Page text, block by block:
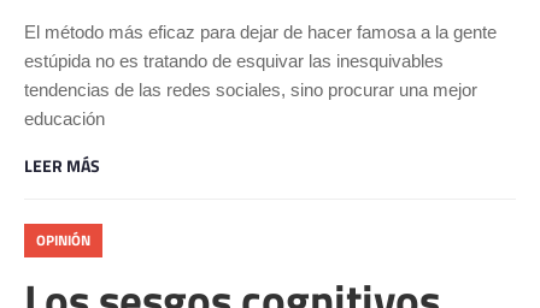
El método más eficaz para dejar de hacer famosa a la gente
estúpida no es tratando de esquivar las inesquivables
tendencias de las redes sociales, sino procurar una mejor
educación
LEER MÁS
OPINIÓN